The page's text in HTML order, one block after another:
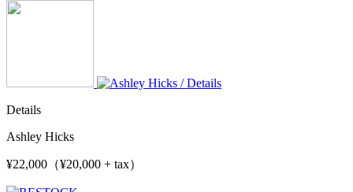
Details
Ashley Hicks
¥22,000（¥20,000 + tax）